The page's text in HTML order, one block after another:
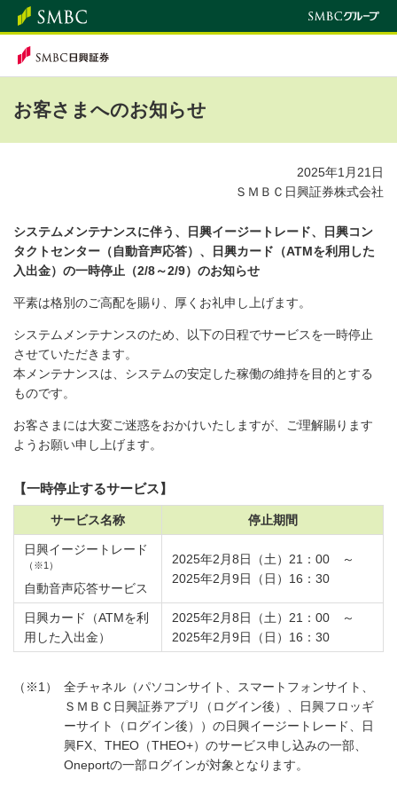
お客さまへのお知らせ
2025年1月21日
ＳＭＢＣ日興証券株式会社
システムメンテナンスに伴う、日興イージートレード、日興コン
タクトセンター（自動音声応答）、日興カード（ATMを利用した
入出金）の一時停止（2/8～2/9）のお知らせ
平素は格別のご高配を賜り、厚くお礼申し上げます。
システムメンテナンスのため、以下の日程でサービスを一時停止
させていただきます。
本メンテナンスは、システムの安定した稼働の維持を目的とする
ものです。
お客さまには大変ご迷惑をおかけいたしますが、ご理解賜ります
ようお願い申し上げます。
【一時停止するサービス】
サービス名称 停止期間
日興イージートレード
（※1）
自動音声応答サービス
2025年2月8日（土）21：00 ～
2025年2月9日（日）16：30
日興カード（ATMを利
用した入出金）
2025年2月8日（土）21：00 ～
2025年2月9日（日）16：30
（※1）
全チャネル（パソコンサイト、スマートフォンサイト、
ＳＭＢＣ日興証券アプリ（ログイン後）、日興フロッギ
ーサイト（ログイン後））の日興イージートレード、日
興FX、THEO（THEO+）のサービス申し込みの一部、
Oneportの一部ログインが対象となります。